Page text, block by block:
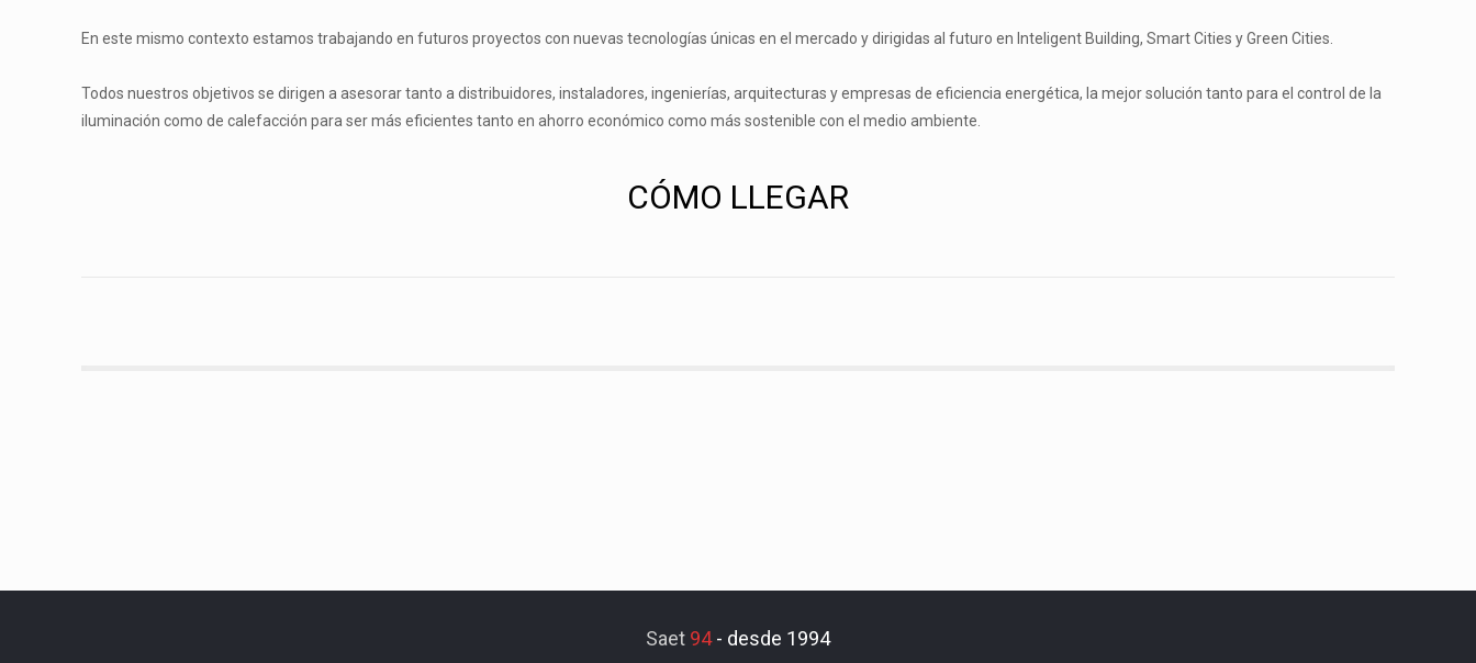
En este mismo contexto estamos trabajando en futuros proyectos con nuevas tecnologías únicas en el mercado y dirigidas al futuro en Inteligent Building, Smart Cities y Green Cities.
Todos nuestros objetivos se dirigen a asesorar tanto a distribuidores, instaladores, ingenierías, arquitecturas y empresas de eficiencia energética, la mejor solución tanto para el control de la
iluminación como de calefacción para ser más eficientes tanto en ahorro económico como más sostenible con el medio ambiente.
CÓMO LLEGAR
Saet 94- desde 1994